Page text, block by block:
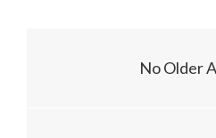
No Older